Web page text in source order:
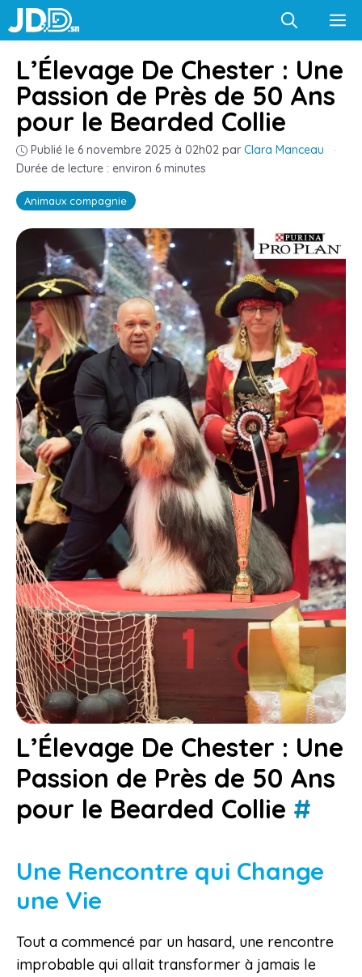
Aller
au
contenu
Animaux compagnie
L’Élevage De Chester : Une
Passion de Près de 50 Ans
pour le Bearded Collie
Publié le 6 novembre 2025 à 02h02 par Clara Manceau
·
Durée de lecture : environ 6 minutes
L’Élevage De Chester : Une
Passion de Près de 50 Ans
pour le Bearded Collie #
Une Rencontre qui Change
une Vie
Tout a commencé par un hasard, une rencontre
improbable qui allait transformer à jamais le